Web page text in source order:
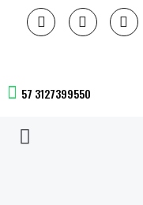
57 3127399550